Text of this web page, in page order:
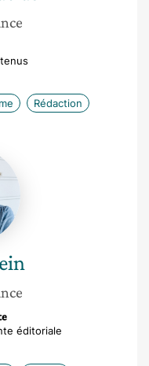
Rédaction
éditoriale